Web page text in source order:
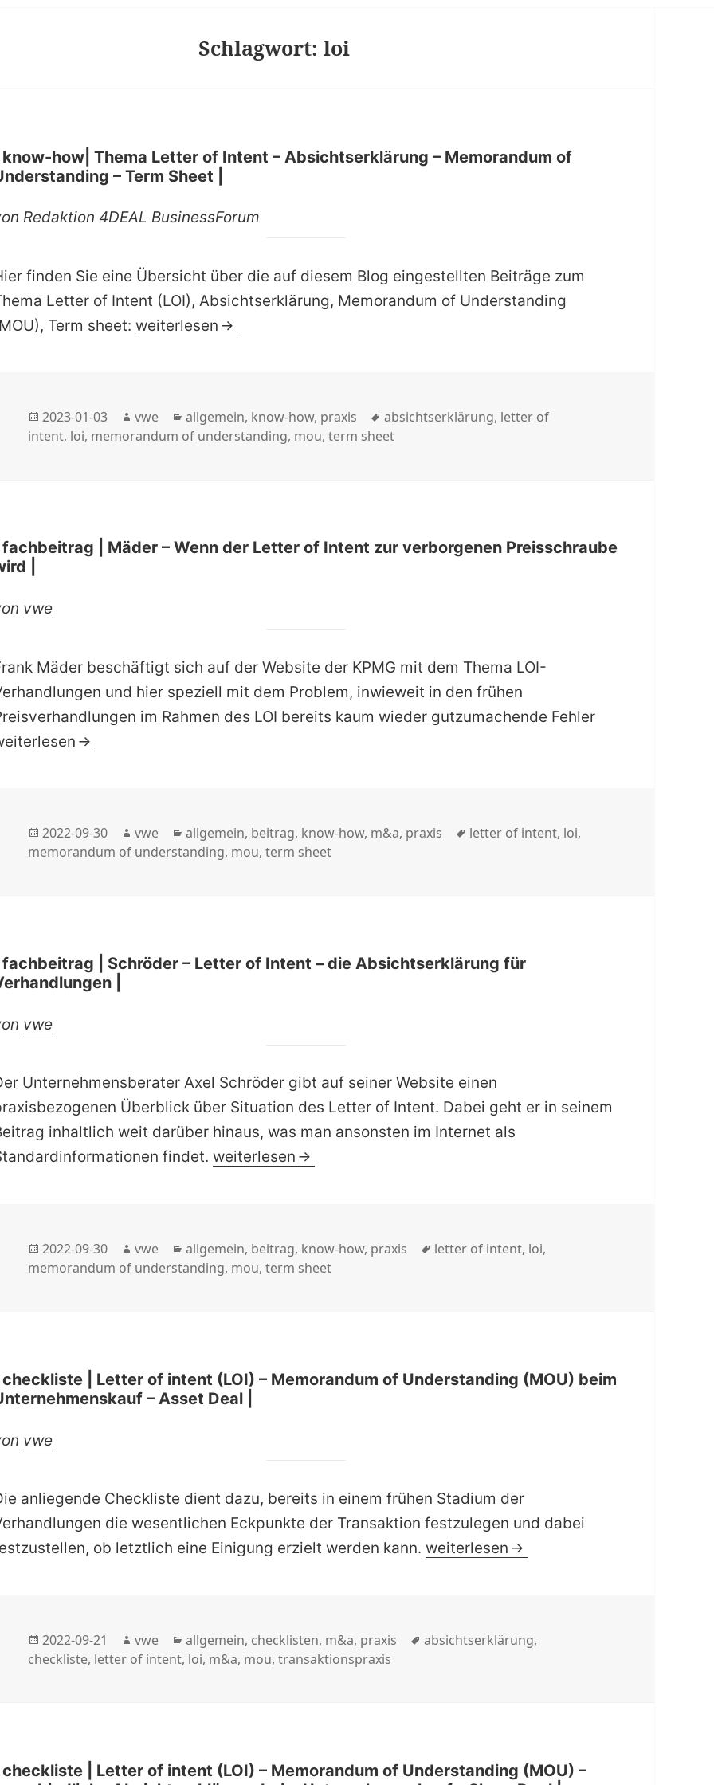
Schlagwort:loi
how| Thema Letter of Intent – Absichtserklärung – Memorandum of
– Term Sheet |
Redaktion 4DEAL BusinessForum
finden Sie eine Übersicht über die auf diesem Blog eingestellten Beiträge zum
Letter of Intent (LOI), Absichtserklärung, Memorandum of Understanding
Term sheet: | know-how| Thema Letter of Intent – Absichtserklärung – Memorandum of
weiterlesen
Veröffentlicht
am
2023-01-03 Autor
vwe Kategorien
allgemein, know-how, praxis Schlagwörter
absichtserklärung, letter of
intent, loi, memorandum of understanding, mou, term sheet
| Mäder – Wenn der Letter of Intent zur verborgenen Preisschraube
|
vwe
Mäder beschäftigt sich auf der Website der KPMG mit dem Thema LOI-
und hier speziell mit dem Problem, inwieweit in den frühen
im Rahmen des LOI bereits kaum wieder gutzumachende Fehler
| Mäder – Wenn der Letter of Intent zur verborgenen Preisschraube wird |
Veröffentlicht
am
2022-09-30 Autor
vwe Kategorien
allgemein, beitrag, know-how, m&a, praxis Schlagwörter
letter of intent, loi,
memorandum of understanding, mou, term sheet
| Schröder – Letter of Intent – die Absichtserklärung für
|
vwe
Unternehmensberater Axel Schröder gibt auf seiner Website einen
Überblick über Situation des Letter of Intent. Dabei geht er in seinem
inhaltlich weit darüber hinaus, was man ansonsten im Internet als
findet. | fachbeitrag | Schröder – Letter of Intent – die Absichtserklärung für
weiterlesen
Veröffentlicht
am
2022-09-30 Autor
vwe Kategorien
allgemein, beitrag, know-how, praxis Schlagwörter
letter of intent, loi,
memorandum of understanding, mou, term sheet
| Letter of intent (LOI) – Memorandum of Understanding (MOU) beim
– Asset Deal |
vwe
anliegende Checkliste dient dazu, bereits in einem frühen Stadium der
die wesentlichen Eckpunkte der Transaktion festzulegen und dabei
ob letztlich eine Einigung erzielt werden kann. | checkliste | Letter of intent (LOI) –
weiterlesen
Veröffentlicht
am
2022-09-21 Autor
vwe Kategorien
allgemein, checklisten, m&a, praxis Schlagwörter
absichtserklärung,
checkliste, letter of intent, loi, m&a, mou, transaktionspraxis
| Letter of intent (LOI) – Memorandum of Understanding (MOU) –